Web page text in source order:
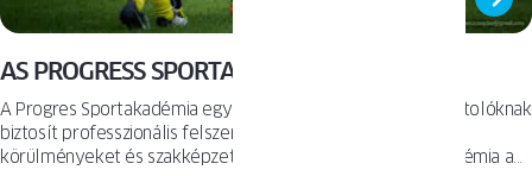
AS PROGRESS SPORTAKADÉMIA
A Progres Sportakadémia egy sportiskola, amely fiatal sportolóknak
biztosít professzionális felszerelést, optimális edzési
körülményeket és szakképzett edzői felügyeletet. Az Akadémia a